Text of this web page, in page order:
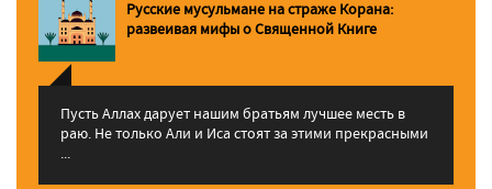
Русские мусульмане на страже Корана:
pазвеивая мифы о Священной Книге
Пусть Аллах дарует нашим братьям лучшее месть в
раю. Не только Али и Иса стоят за этими прекрасными
...